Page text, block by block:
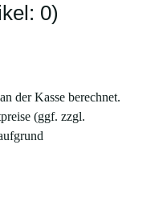
0)
der Kasse berechnet.
(ggf. zzgl.